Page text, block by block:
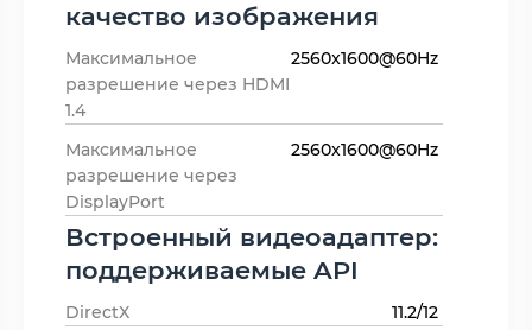
качество изображения
Максимальное
разрешение через HDMI
1.4
2560x1600@60Hz
Максимальное
разрешение через
DisplayPort
2560x1600@60Hz
Встроенный видеоадаптер:
поддерживаемые API
DirectX
11.2/12